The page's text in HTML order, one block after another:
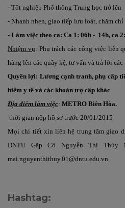
- Tốt nghiệp Phổ thông Trung học trở lên
- Nhanh nhẹn, giao tiếp lưu loát, chăm chỉ
- Làm việc theo ca: Ca 1: 06h - 14h, ca
Nhiệm vụ: Phụ trách các công việc liên
hàng lên các quầy kệ, tư vấn và trả lời các
Quyền lợi: Lương cạnh tranh, phụ cấp
hiểm y tế và các khoản trợ cấp khác
Địa điểm làm việc: METRO Biên Hòa.
thời gian nộp hồ sơ trước 20/01/2015
Mọi chi tiết xin liên hệ trung tâm giao
DNTU Gặp Cô Nguyễn Thị Thùy
mai.nguyenthithuy.01@dntu.edu.vn
Hashtag: